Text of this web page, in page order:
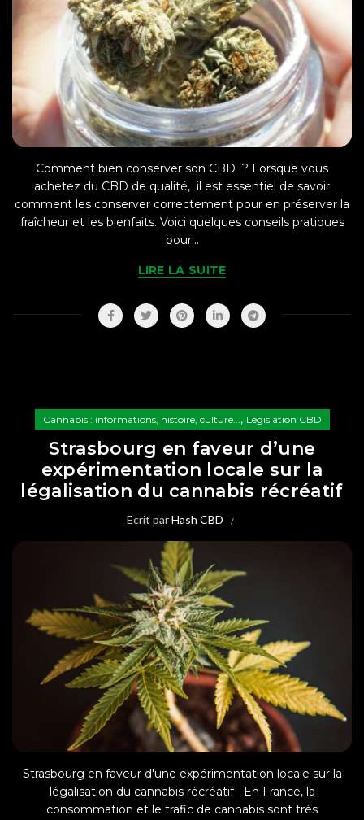
Comment bien conserver son CBD ? Lorsque vous
achetez du CBD de qualité, il est essentiel de savoir
comment les conserver correctement pour en préserver la
fraîcheur et les bienfaits. Voici quelques conseils pratiques
pour...
LIRE LA SUITE
Cannabis : informations, histoire, culture... , Législation CBD
Strasbourg en faveur d’une
expérimentation locale sur la
légalisation du cannabis récréatif
Ecrit parHash CBD
Strasbourg en faveur d'une expérimentation locale sur la
légalisation du cannabis récréatif En France, la
consommation et le trafic de cannabis sont très